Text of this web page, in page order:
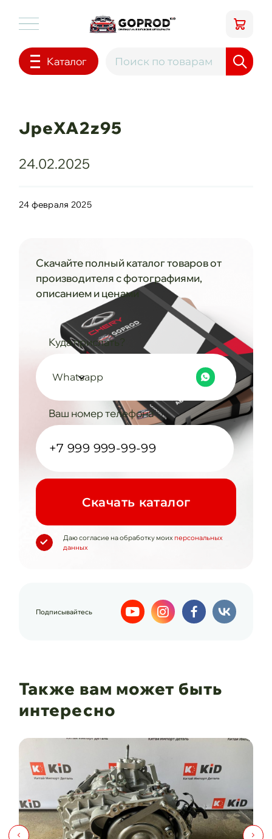
Каталог
JpeXA2z95
24.02.2025
24 февраля 2025
Скачайте полный каталог товаров от
производителя с фотографиями,
описанием и ценами
Куда прислать?
Whatsapp
Ваш номер телефона
Cкачать каталог
Даю согласие на обработку моих персональных
данных
Подписывайтесь
Также вам может быть
интересно